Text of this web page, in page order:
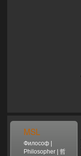
MSL
Философ |
Philosopher | 哲